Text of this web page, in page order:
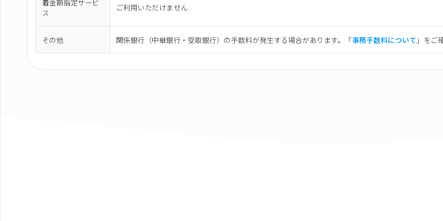
ス
ご利用いただけません
その他 関係銀行（中継銀行・受取銀行）の手数料が発生する場合があります。「事務手数料について 」をご